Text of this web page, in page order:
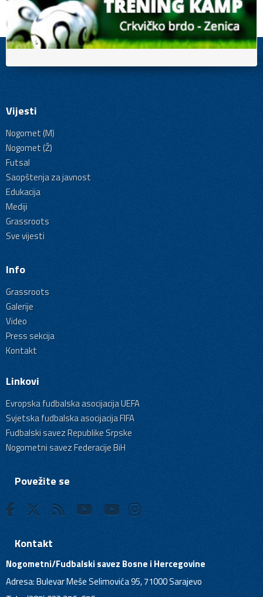
Vijesti
Nogomet (M)
Nogomet (Ž)
Futsal
Saopštenja za javnost
Edukacija
Mediji
Grassroots
Sve vijesti
Info
Grassroots
Galerije
Video
Press sekcija
Kontakt
Linkovi
Evropska fudbalska asocijacija UEFA
Svjetska fudbalska asocijacija FIFA
Fudbalski savez Republike Srpske
Nogometni savez Federacije BiH
Povežite se
Kontakt
Nogometni/Fudbalski savez Bosne i Hercegovine
Adresa: Bulevar Meše Selimovića 95, 71000 Sarajevo